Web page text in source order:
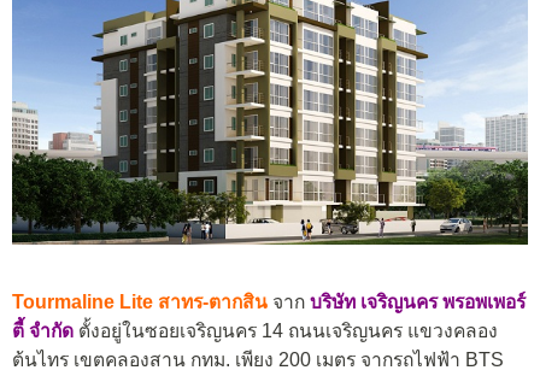
Tourmaline Lite สาทร-ตากสิน จาก บริษัท เจริญนคร พรอพเพอร์
ตี้ จำกัด ตั้งอยู่ในซอยเจริญนคร 14 ถนนเจริญนคร แขวงคลอง
ต้นไทร เขตคลองสาน กทม. เพียง 200 เมตร จากรถไฟฟ้า BTS